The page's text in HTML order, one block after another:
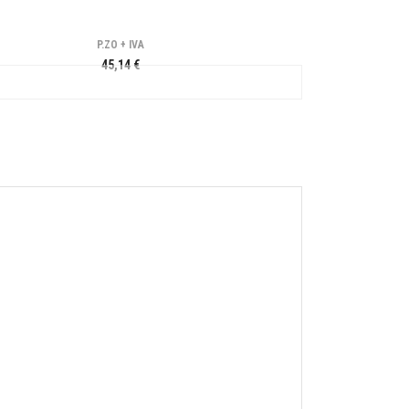
P.ZO + IVA
45,14 €